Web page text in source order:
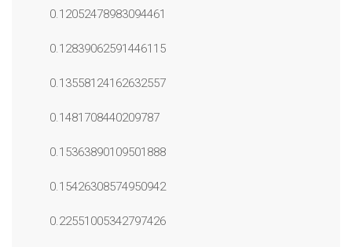
0.12052478983094461
0.12839062591446115
0.13558124162632557
0.1481708440209787
0.15363890109501888
0.15426308574950942
0.22551005342797426